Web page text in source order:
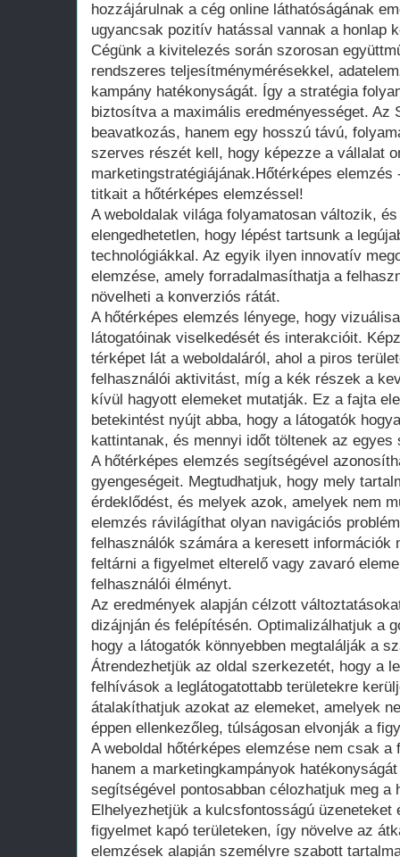
hozzájárulnak a cég online láthatóságának
ugyancsak pozitív hatással vannak a honlap
Cégünk a kivitelezés során szorosan
rendszeres teljesítménymérésekkel,
kampány hatékonyságát. Így a stratégia
biztosítva a maximális eredményességet. Az
beavatkozás, hanem egy hosszú távú,
szerves részét kell, hogy képezze a vállalat
marketingstratégiájának.Hőtérképes
titkait a hőtérképes elemzéssel!
A weboldalak világa folyamatosan változik,
elengedhetetlen, hogy lépést tartsunk a
technológiákkal. Az egyik ilyen innovatív
elemzése, amely forradalmasíthatja a
növelheti a konverziós rátát.
A hőtérképes elemzés lényege, hogy
látogatóinak viselkedését és interakcióit.
térképet lát a weboldaláról, ahol a piros
felhasználói aktivitást, míg a kék részek a
kívül hagyott elemeket mutatják. Ez a fajta
betekintést nyújt abba, hogy a látogatók
kattintanak, és mennyi időt töltenek az egyes
A hőtérképes elemzés segítségével
gyengeségeit. Megtudhatjuk, hogy mely
érdeklődést, és melyek azok, amelyek nem
elemzés rávilágíthat olyan navigációs
felhasználók számára a keresett információk
feltárni a figyelmet elterelő vagy zavaró
felhasználói élményt.
Az eredmények alapján célzott
dizájnján és felépítésén. Optimalizálhatjuk a
hogy a látogatók könnyebben megtalálják a
Átrendezhetjük az oldal szerkezetét, hogy a
felhívások a leglátogatottabb területekre
átalakíthatjuk azokat az elemeket, amelyek
éppen ellenkezőleg, túlságosan elvonják a
A weboldal hőtérképes elemzése nem csak
hanem a marketingkampányok
segítségével pontosabban célozhatjuk meg
Elhelyezhetjük a kulcsfontosságú üzeneteket
figyelmet kapó területeken, így növelve az
elemzések alapján személyre szabott